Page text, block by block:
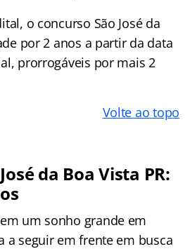
o concurso São José da
por 2 anos a partir da data
prorrogáveis por mais 2
Volte ao topo
da Boa Vista PR:
um sonho grande em
a seguir em frente em busca